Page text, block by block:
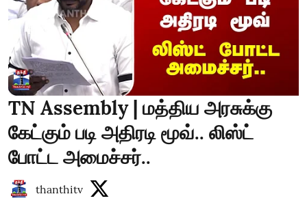
TN Assembly | மத்திய அரசுக்கு
கேட்கும் படி அதிரடி மூவ்.. லிஸ்ட்
போட்ட அமைச்சர்..
thanthitv